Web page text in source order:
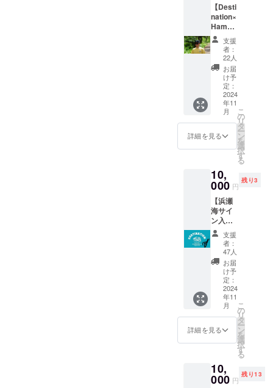
【Desti
nation×
Hamak
aifin
Cap】
Destina
tionと
Hamak
aifinが
コラボ
した帽
子を提
供しま
す。 ・
サイズ
展開：
60cm)
・カ
ラー展
開：黒
支援
者：
22人
お届
け予
定：
2024
年11
月
詳細を見る
こ
の
リ
タ
ー
ン
を
選
択
す
る
10,
000 円
残り3
【浜瀬
海サイ
ン入り
Destina
tion バ
スタオ
ル】 浜
瀬海の
サイン
入りバ
スタオ
ルを提
供しま
す。
支援
者：
47人
お届
け予
定：
2024
年11
月
詳細を見る
こ
の
リ
タ
ー
ン
を
選
択
す
る
10,
000 円
残り13